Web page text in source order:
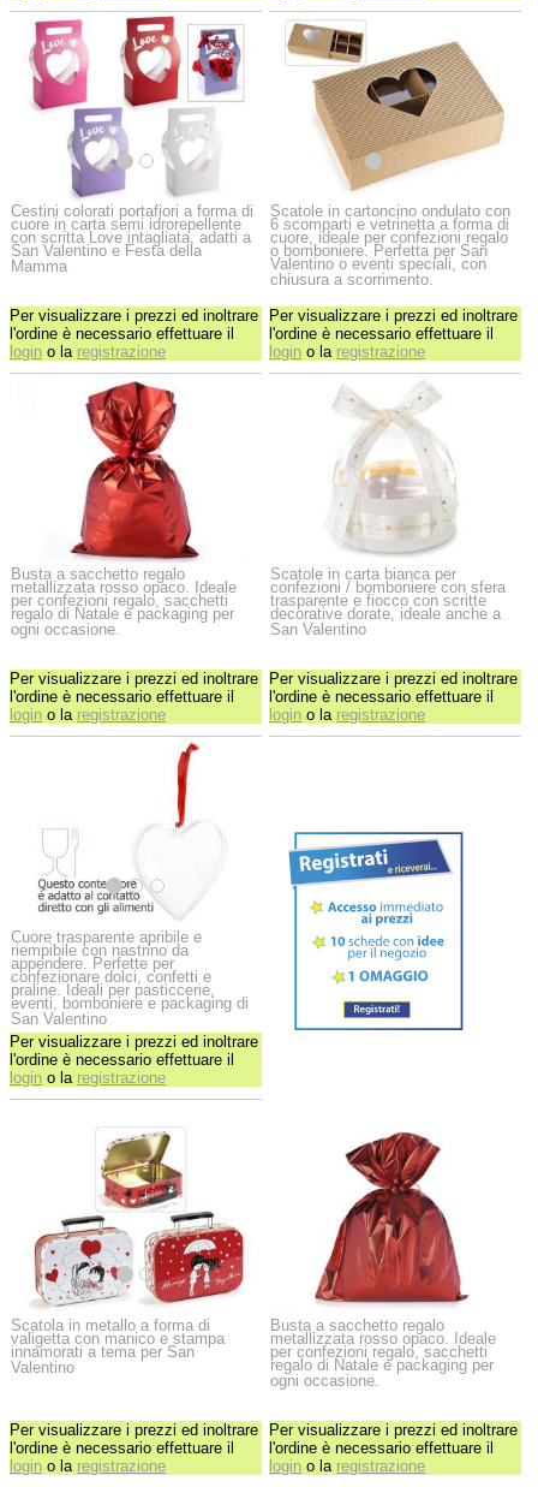
Cestini colorati portafiori a forma di
cuore in carta semi idrorepellente
con scritta Love intagliata, adatti a
San Valentino e Festa della
Mamma
Per visualizzare i prezzi ed inoltrare
l'ordine è necessario effettuare il
login o la registrazione
Scatole in cartoncino ondulato con
6 scomparti e vetrinetta a forma di
cuore, ideale per confezioni regalo
o bomboniere. Perfetta per San
Valentino o eventi speciali, con
chiusura a scorrimento.
Per visualizzare i prezzi ed inoltrare
l'ordine è necessario effettuare il
login o la registrazione
Busta a sacchetto regalo
metallizzata rosso opaco. Ideale
per confezioni regalo, sacchetti
regalo di Natale e packaging per
ogni occasione.
Per visualizzare i prezzi ed inoltrare
l'ordine è necessario effettuare il
login o la registrazione
Scatole in carta bianca per
confezioni / bomboniere con sfera
trasparente e fiocco con scritte
decorative dorate, ideale anche a
San Valentino
Per visualizzare i prezzi ed inoltrare
l'ordine è necessario effettuare il
login o la registrazione
Cuore trasparente apribile e
riempibile con nastrino da
appendere. Perfette per
confezionare dolci, confetti e
praline. Ideali per pasticcerie,
eventi, bomboniere e packaging di
San Valentino
Per visualizzare i prezzi ed inoltrare
l'ordine è necessario effettuare il
login o la registrazione
Scatola in metallo a forma di
valigetta con manico e stampa
innamorati a tema per San
Valentino
Per visualizzare i prezzi ed inoltrare
l'ordine è necessario effettuare il
login o la registrazione
Busta a sacchetto regalo
metallizzata rosso opaco. Ideale
per confezioni regalo, sacchetti
regalo di Natale e packaging per
ogni occasione.
Per visualizzare i prezzi ed inoltrare
l'ordine è necessario effettuare il
login o la registrazione